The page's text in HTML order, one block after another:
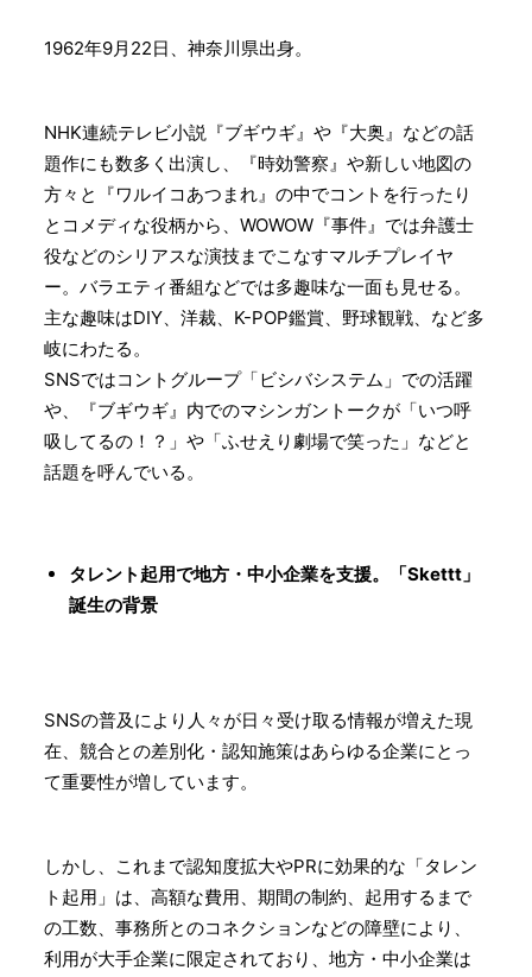
1962年9月22日、神奈川県出身。
NHK連続テレビ小説『ブギウギ』や『大奥』などの話
題作にも数多く出演し、『時効警察』や新しい地図の
方々と『ワルイコあつまれ』の中でコントを行ったり
とコメディな役柄から、WOWOW『事件』では弁護士
役などのシリアスな演技までこなすマルチプレイヤ
ー。バラエティ番組などでは多趣味な一面も見せる。
主な趣味はDIY、洋裁、K-POP鑑賞、野球観戦、など多
岐にわたる。
SNSではコントグループ「ビシバシステム」での活躍
や、『ブギウギ』内でのマシンガントークが「いつ呼
吸してるの！？」や「ふせえり劇場で笑った」などと
話題を呼んでいる。
タレント起用で地方・中小企業を支援。「Skettt」
誕生の背景
SNSの普及により人々が日々受け取る情報が増えた現
在、競合との差別化・認知施策はあらゆる企業にとっ
て重要性が増しています。
しかし、これまで認知度拡大やPRに効果的な「タレン
ト起用」は、高額な費用、期間の制約、起用するまで
の工数、事務所とのコネクションなどの障壁により、
利用が大手企業に限定されており、地方・中小企業は